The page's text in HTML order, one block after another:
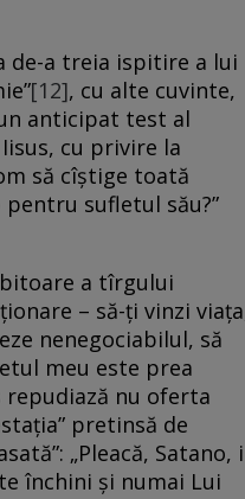
de-a treia ispitire a lui
[12], cu alte cuvinte,
anticipat test al
cu privire la
să cîştige toată
sufletul său?”
a tîrgului
– să-ți vinzi
nenegociabilul, să
meu este prea
repudiază nu oferta
pretinsă de
„Pleacă, Satano,
închini şi numai Lui